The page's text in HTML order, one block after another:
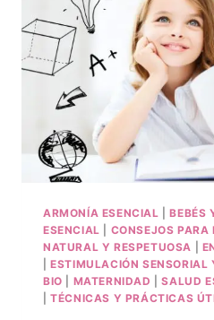
ARMONÍA ESENCIAL |BEBÉS
ESENCIAL
CONSEJOS PARA
NATURAL Y RESPETUOSA
|ESTIMULACIÓN SENSORIAL
BIO
MATERNIDAD |SALUD
|TÉCNICAS Y PRÁCTICAS